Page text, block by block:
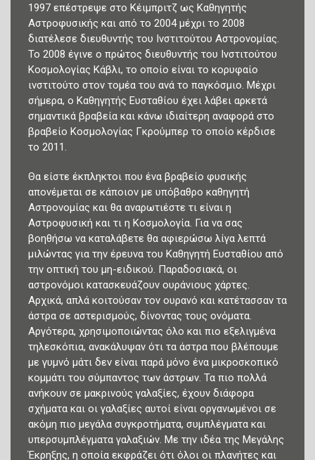
1997 επέστρεψε στο Κέιμπριτζ ως Καθηγητής
Αστροφυσικής και από το 2004 μέχρι το 2008
διατέλεσε διευθυντής του Ινστιτούτου Αστρονομίας.
Το 2008 έγινε ο πρώτος διευθυντής του Ινστιτούτου
Κοσμολογίας Κάβλι, το οποίο είναι το κορυφαίο
ινστιτούτο στον τομέα του ανά το παγκόσμιο. Μέχρι
σήμερα, ο Καθηγητής Ευσταθίου έχει λάβει αρκετά
σημαντικά βραβεία και κάνω ιδιαίτερη αναφορά στο
βραβείο Κοσμολογίας Γκρούμπερ το οποίο κέρδισε
το 2011.
Θα είστε έκπληκτοι που ένα βραβείο φυσικής
απονέμεται σε κάποιον με υπόβαθρο καθηγητή
Αστρονομίας και θα αναρωτιέστε τι είναι η
Αστροφυσική και τι η Κοσμολογία. Για να σας
βοηθήσω να καταλάβετε θα αφιερώσω λίγα λεπτά
μιλώντας για την έρευνα του Καθηγητή Ευσταθίου από
την οπτική του μη-ειδικού. Παραδοσιακά, οι
αστρονόμοι κατασκευάζουν ουράνιους χάρτες.
Αρχικά, απλά κοιτούσαν τον ουρανό και κατέτασσαν τα
άστρα σε αστερισμούς, δίνοντας τους ονόματα.
Αργότερα, χρησιμοποιώντας όλο και πιο εξελιγμένα
τηλεσκόπια, ανακάλυψαν ότι τα άστρα που βλέπουμε
με γυμνό μάτι δεν είναι παρά μόνο ένα μικροσκοπικό
κομμάτι του σύμπαντος των άστρων. Τα πιο πολλά
ανήκουν σε μακρινούς γαλαξίες, έχουν διάφορα
σχήματα και οι γαλαξίες αυτοί είναι οργανωμένοι σε
ακόμη πιο μεγάλα συγκροτήματα, συμπλέγματα και
υπερσυμπλέγματα γαλαξιών. Με την ιδέα της Μεγάλης
Έκρηξης, η οποία εκφράζει ότι όλοι οι πλανήτες και